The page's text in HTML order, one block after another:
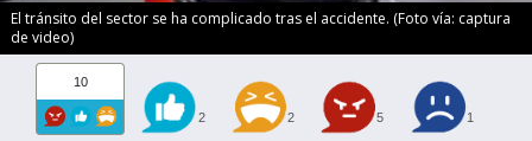
El tránsito del sector se ha complicado tras el accidente. (Foto vía: captura
de video)
10
2 2 5 1